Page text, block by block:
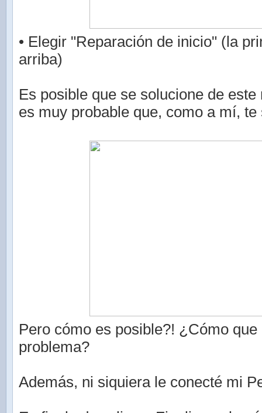
• Elegir "Reparación de inicio" (la
arriba)
Es posible que se solucione de
es muy probable que, como a mí,
Pero cómo es posible?! ¿Cómo que
problema?
Además, ni siquiera le conecté mi